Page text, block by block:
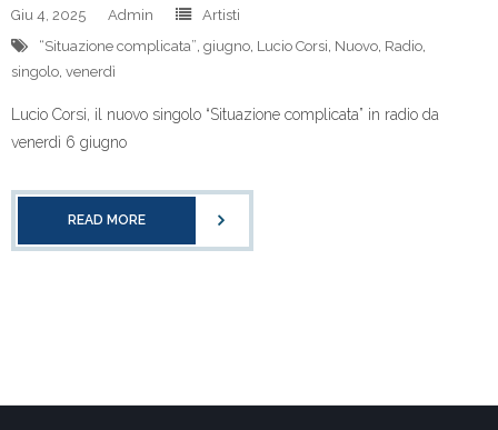
Giu 4, 2025 Admin
Artisti
“Situazione complicata”, giugno, Lucio Corsi, Nuovo, Radio,
singolo, venerdì
Lucio Corsi, il nuovo singolo “Situazione complicata” in radio da
venerdì 6 giugno
READ MORE